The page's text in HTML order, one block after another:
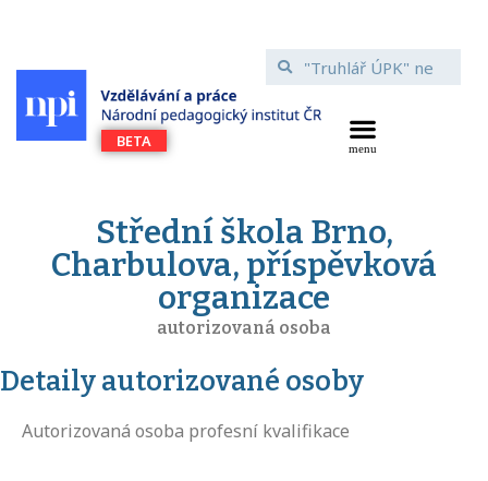
Střední škola Brno,
Charbulova, příspěvková
organizace
autorizovaná osoba
Detaily autorizované osoby
Autorizovaná osoba profesní kvalifikace